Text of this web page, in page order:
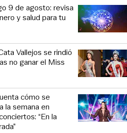
9 de agosto: revisa
y salud para tu
Vallejos se rindió
no ganar el Miss
cómo se
la semana en
“En la